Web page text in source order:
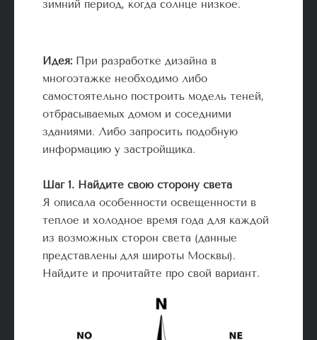
зимний период, когда солнце низкое.
Идея: При разработке дизайна в
многоэтажке необходимо либо
самостоятельно построить модель теней,
отбрасываемых домом и соседними
зданиями. Либо запросить подобную
информацию у застройщика.
Шаг 1. Найдите свою сторону света
Я описала особенности освещенности в
теплое и холодное время года для каждой
из возможных сторон света (данные
представлены для широты Москвы).
Найдите и прочитайте про свой вариант.